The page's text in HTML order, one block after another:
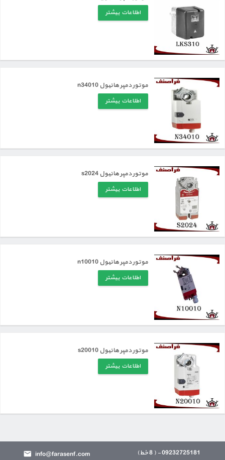
اطلاعات بیشتر
موتور دمپر هانیول n34010
اطلاعات بیشتر
موتور دمپر هانیول s2024
اطلاعات بیشتر
موتور دمپر هانیول n10010
اطلاعات بیشتر
موتور دمپر هانیول s20010
اطلاعات بیشتر
09232725181 - ( 8 خط)
info@farasenf.com